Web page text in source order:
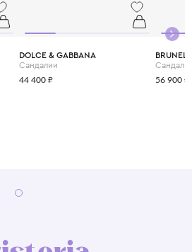
активных игр без вреда для здоровья,
фундамент правильного развития опорно-
DOLCE & GABBANA
Сандалии
44 400 ₽ 56 900 ₽